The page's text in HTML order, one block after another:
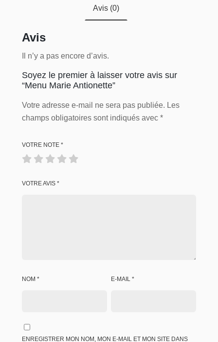
Avis (0)
Avis
Il n’y a pas encore d’avis.
Soyez le premier à laisser votre avis sur
“Menu Marie Antionette”
Votre adresse e-mail ne sera pas publiée. Les
champs obligatoires sont indiqués avec *
VOTRE NOTE *
VOTRE AVIS *
NOM * E-MAIL *
ENREGISTRER MON NOM, MON E-MAIL ET MON SITE DANS